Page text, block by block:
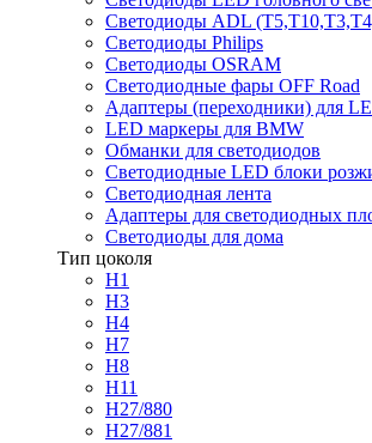
Светодиоды ADL
Светодиоды Philips
Светодиоды OSRAM
Светодиодные фары OFF Road
Адаптеры (переходники) для
LED маркеры для BMW
Обманки для светодиодов
Светодиодные LED блоки
Светодиодная лента
Адаптеры для светодиодных
Светодиоды для дома
Тип цоколя
H1
H3
H4
H7
H8
H11
H27/880
H27/881